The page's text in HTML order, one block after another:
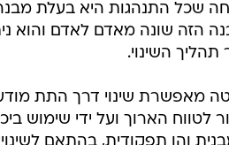
שכל התנהגות היא בעלת
הזה שונה מאדם לאדם והוא
תהליך השינוי.
מאפשרת שינוי דרך התת
לטווח הארוך ועל ידי שימוש